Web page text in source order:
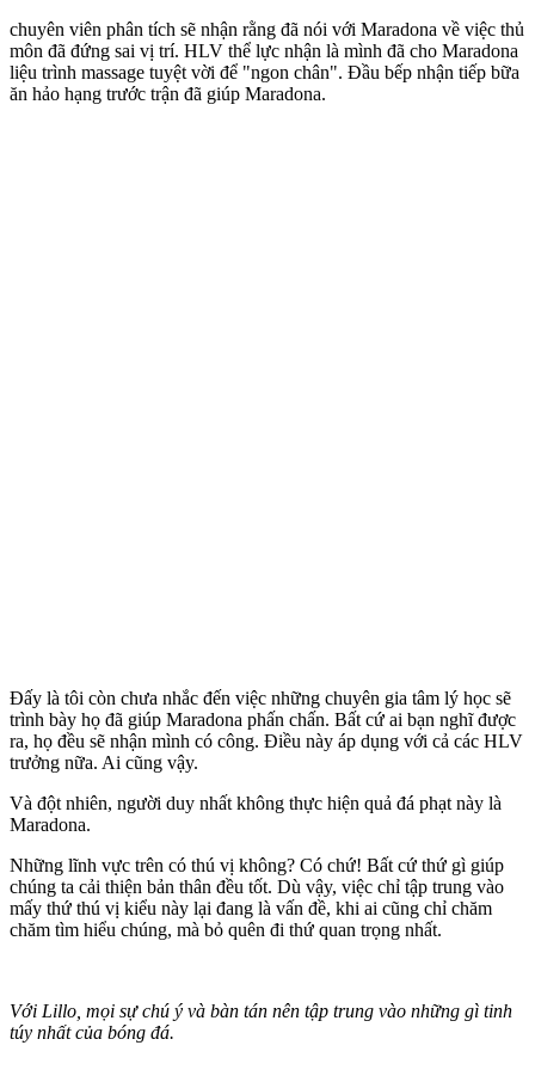
chuyên viên phân tích sẽ nhận rằng đã nói với Maradona về việc thủ
môn đã đứng sai vị trí. HLV thể lực nhận là mình đã cho Maradona
liệu trình massage tuyệt vời để "ngon chân". Đầu bếp nhận tiếp bữa
ăn hảo hạng trước trận đã giúp Maradona.
Đấy là tôi còn chưa nhắc đến việc những chuyên gia tâm lý học sẽ
trình bày họ đã giúp Maradona phấn chấn. Bất cứ ai bạn nghĩ được
ra, họ đều sẽ nhận mình có công. Điều này áp dụng với cả các HLV
trưởng nữa. Ai cũng vậy.
Và đột nhiên, người duy nhất không thực hiện quả đá phạt này là
Maradona.
Những lĩnh vực trên có thú vị không? Có chứ! Bất cứ thứ gì giúp
chúng ta cải thiện bản thân đều tốt. Dù vậy, việc chỉ tập trung vào
mấy thứ thú vị kiểu này lại đang là vấn đề, khi ai cũng chỉ chăm
chăm tìm hiểu chúng, mà bỏ quên đi thứ quan trọng nhất.
Với Lillo, mọi sự chú ý và bàn tán nên tập trung vào những gì tinh
túy nhất của bóng đá.